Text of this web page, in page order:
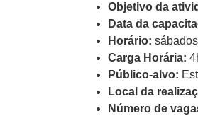
Objetivo da
Data da
Horário:
Carga Horária:
Público-alvo:
Local da
Número de